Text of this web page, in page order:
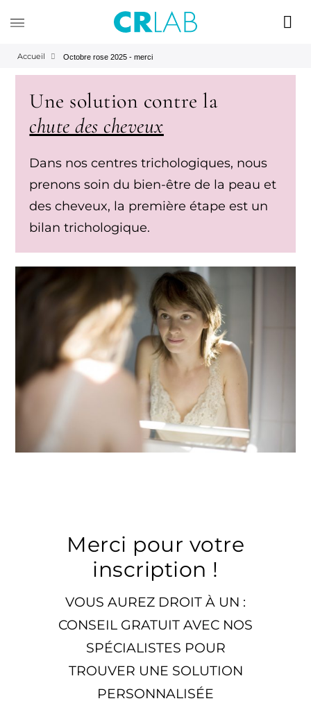
Accueil Octobre rose 2025 - merci
Une solution contre la
chute des cheveux
Dans nos centres trichologiques, nous
prenons soin du bien-être de la peau et
des cheveux, la première étape est un
bilan trichologique.
Merci pour votre
inscription !
VOUS AUREZ DROIT À UN :
CONSEIL GRATUIT AVEC NOS
SPÉCIALISTES POUR
TROUVER UNE SOLUTION
PERSONNALISÉE